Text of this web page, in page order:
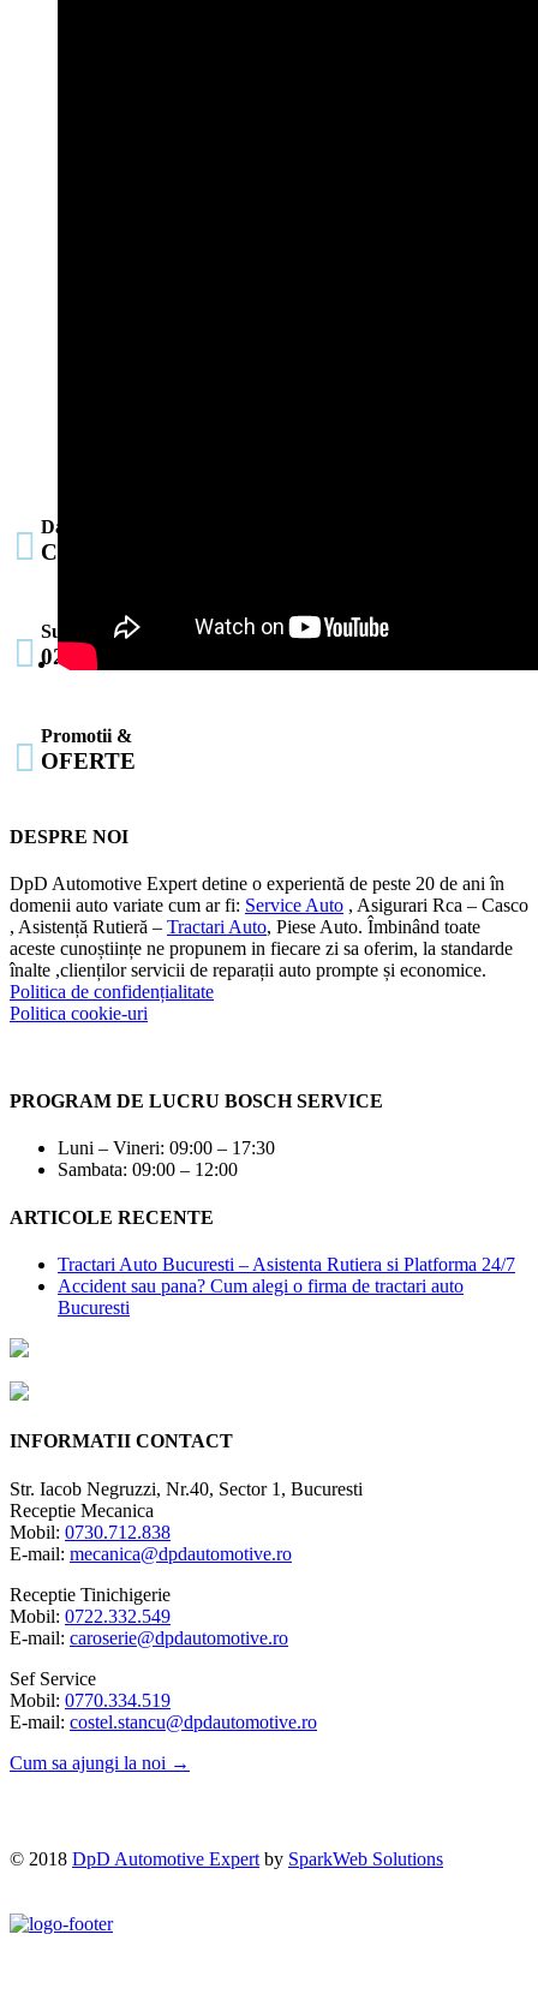
 Date & Formular
CONTACT

Suport
021.222.50.31

Promotii &
OFERTE
DESPRE NOI
DpD Automotive Expert detine o experientă de peste 20 de ani în
domenii auto variate cum ar fi: Service Auto , Asigurari Rca – Casco
, Asistență Rutieră – Tractari Auto, Piese Auto. Îmbinând toate
aceste cunoștiințe ne propunem in fiecare zi sa oferim, la standarde
înalte ,clienților servicii de reparații auto prompte și economice.
Politica de confidențialitate
Politica cookie-uri
PROGRAM DE LUCRU BOSCH SERVICE
Luni – Vineri: 09:00 – 17:30
Sambata: 09:00 – 12:00
ARTICOLE RECENTE
Tractari Auto Bucuresti – Asistenta Rutiera si Platforma 24/7
Accident sau pana? Cum alegi o firma de tractari auto
Bucuresti
INFORMATII CONTACT
Str. Iacob Negruzzi, Nr.40, Sector 1, Bucuresti
Receptie Mecanica
Mobil: 0730.712.838
E-mail: mecanica@dpdautomotive.ro
Receptie Tinichigerie
Mobil: 0722.332.549
E-mail: caroserie@dpdautomotive.ro
Sef Service
Mobil: 0770.334.519
E-mail: costel.stancu@dpdautomotive.ro
Cum sa ajungi la noi →
© 2018 DpD Automotive Expert by SparkWeb Solutions